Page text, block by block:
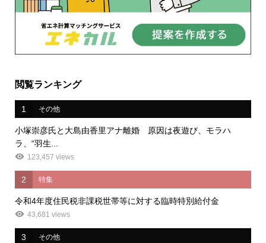
閲覧ランキング
1 その他
小塚崇彦氏と大島由香里アナ離婚 原因は夜遊び、モラハ
ラ、“羽生...
123,457 views
2 特集
令和4年度住民税非課税世帯等に対する臨時特別給付金
43,681 views
3 その他